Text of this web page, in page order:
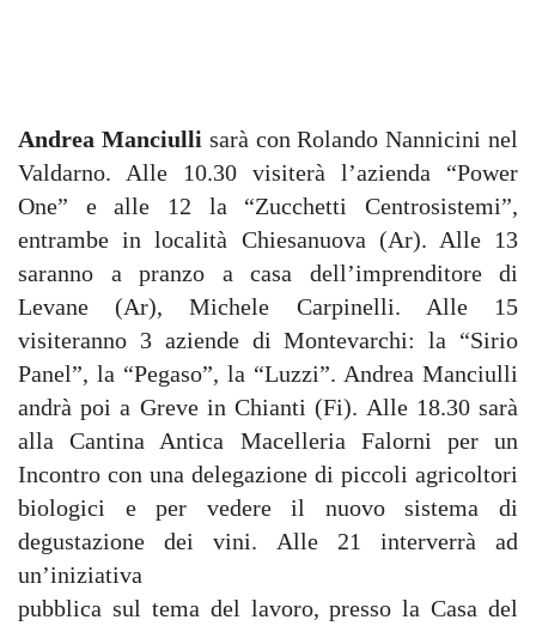
Andrea Manciulli sarà con Rolando Nannicini nel
Valdarno. Alle 10.30 visiterà l’azienda “Power
One” e alle 12 la “Zucchetti Centrosistemi”,
entrambe in località Chiesanuova (Ar). Alle 13
saranno a pranzo a casa dell’imprenditore di
Levane (Ar), Michele Carpinelli. Alle 15
visiteranno 3 aziende di Montevarchi: la “Sirio
Panel”, la “Pegaso”, la “Luzzi”. Andrea Manciulli
andrà poi a Greve in Chianti (Fi). Alle 18.30 sarà
alla Cantina Antica Macelleria Falorni per un
Incontro con una delegazione di piccoli agricoltori
biologici e per vedere il nuovo sistema di
degustazione dei vini. Alle 21 interverrà ad
un’iniziativa
pubblica sul tema del lavoro, presso la Casa del